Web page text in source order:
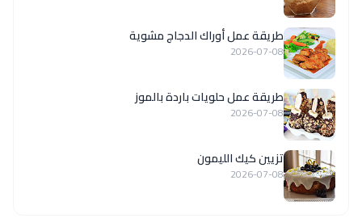
طريقة عمل أوراك الدجاج مشوية
2026-07-08
طريقة عمل حلويات باردة بالموز
2026-07-08
تزيين كيك الليمون
2026-07-08